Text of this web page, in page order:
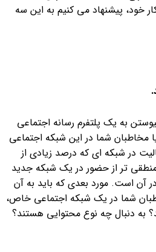
خود، پیشنهاد می کنیم به این سه
به یک پلتفرم رسانه اجتماعی
مخاطبان شما در این شبکه اجتماعی
در شبکه ای که درصد زیادی از
تر از حضور در یک شبکه جدید
است. مورد بعدی که باید به آن
شما در یک شبکه اجتماعی خاص،
به دنبال چه نوع محتوایی هستند؟